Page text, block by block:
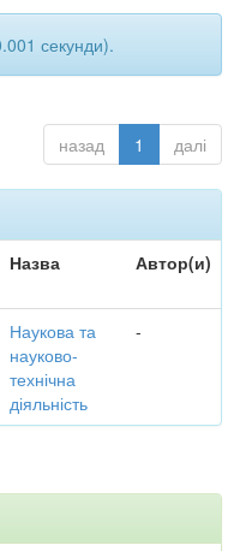
секунди).
назад 1 далі
Назва Автор(и)
Наукова та
науково-
технічна
діяльність
-